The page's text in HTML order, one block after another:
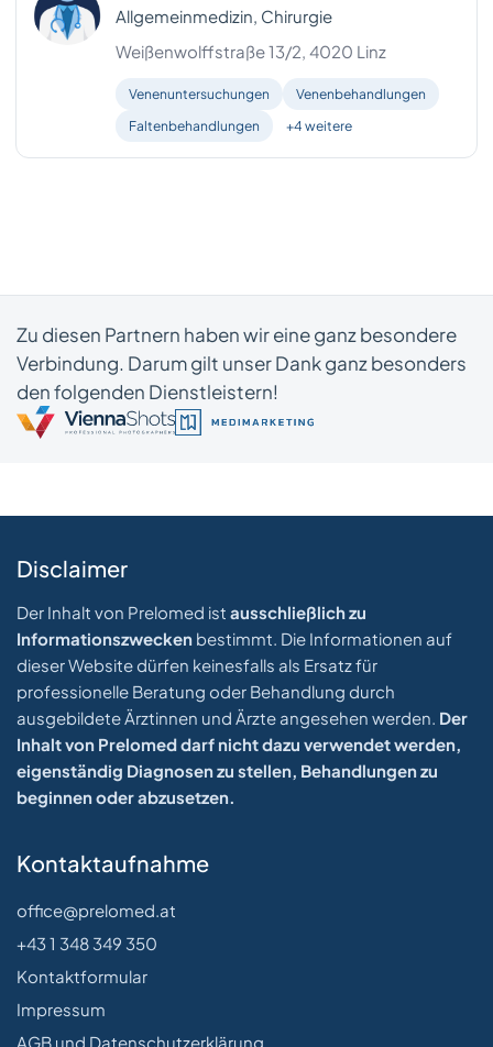
Allgemeinmedizin, Chirurgie
Weißenwolffstraße 13/2, 4020 Linz
Venenuntersuchungen
Venenbehandlungen
Faltenbehandlungen
+4 weitere
Zu diesen Partnern haben wir eine ganz besondere
Verbindung. Darum gilt unser Dank ganz besonders
den folgenden Dienstleistern!
Disclaimer
Der Inhalt von Prelomed ist ausschließlich zu
Informationszwecken bestimmt. Die Informationen auf
dieser Website dürfen keinesfalls als Ersatz für
professionelle Beratung oder Behandlung durch
ausgebildete Ärztinnen und Ärzte angesehen werden. Der
Inhalt von Prelomed darf nicht dazu verwendet werden,
eigenständig Diagnosen zu stellen, Behandlungen zu
beginnen oder abzusetzen.
Kontaktaufnahme
office@prelomed.at
+43 1 348 349 350
Kontaktformular
Impressum
AGB und Datenschutzerklärung